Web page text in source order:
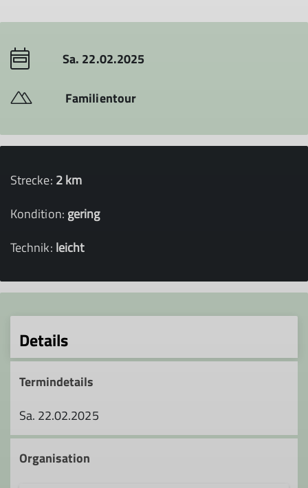
Sa. 22.02.2025
Familientour
Strecke: 2 km
Kondition: gering
Technik: leicht
Details
Termindetails
Sa. 22.02.2025
Organisation